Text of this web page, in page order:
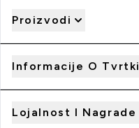
Proizvodi
Informacije O Tvrtki
Lojalnost I Nagrade